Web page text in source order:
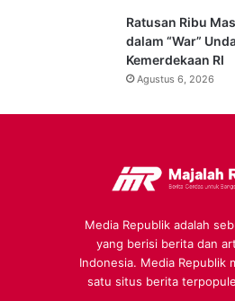
Ratusan Ribu
dalam “War”
Kemerdekaan RI
Agustus 6, 2026
Media Republik adalah
yang berisi berita dan
Indonesia. Media Republik
satu situs berita